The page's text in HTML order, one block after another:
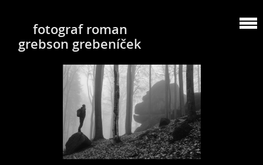
fotograf roman
grebson grebeníček